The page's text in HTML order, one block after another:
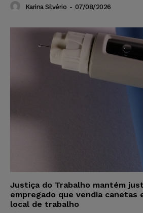
Karina Silvério - 07/08/2026
Justiça do Trabalho mantém
empregado que vendia canetas
local de trabalho